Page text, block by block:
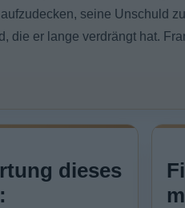
seine Unschuld
die er lange verdrängt hat.
dieses